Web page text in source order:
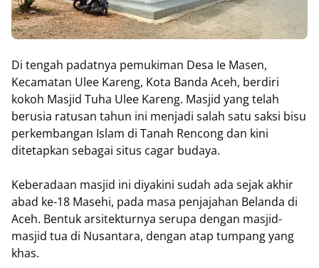
Di tengah padatnya pemukiman Desa Ie Masen,
Kecamatan Ulee Kareng, Kota Banda Aceh, berdiri
kokoh Masjid Tuha Ulee Kareng. Masjid yang telah
berusia ratusan tahun ini menjadi salah satu saksi bisu
perkembangan Islam di Tanah Rencong dan kini
ditetapkan sebagai situs cagar budaya.
Keberadaan masjid ini diyakini sudah ada sejak akhir
abad ke-18 Masehi, pada masa penjajahan Belanda di
Aceh. Bentuk arsitekturnya serupa dengan masjid-
masjid tua di Nusantara, dengan atap tumpang yang
khas.